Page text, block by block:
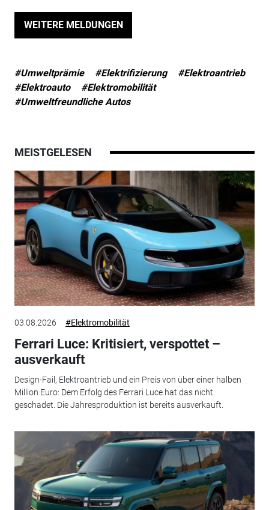
WEITERE MELDUNGEN
#Umweltprämie #Elektrifizierung
#Elektroantrieb
#Elektroauto
#Elektromobilität
#Umweltfreundliche Autos
MEISTGELESEN
03.08.2026 #Elektromobilität
Ferrari Luce: Kritisiert, verspottet –
ausverkauft
Design-Fail, Elektroantrieb und ein Preis von über einer halben
Million Euro: Dem Erfolg des Ferrari Luce hat das nicht
geschadet. Die Jahresproduktion ist bereits ausverkauft.